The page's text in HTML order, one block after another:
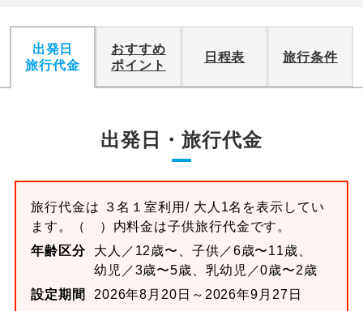
出発日
旅行代金
おすすめ
ポイント
日程表 旅行条件
出発日・旅行代金
旅行代金は ３名１室利用/ 大人1名を表示してい
ます。
（ ）内料金は子供旅行代金です。
年齢区分
大人／12歳〜、子供／6歳〜11歳、
幼児／3歳〜5歳、乳幼児／0歳〜2歳
設定期間
2026年8月20日～2026年9月27日
おひとり様バ
おひとり様でバス席を2席利⽤できま
す。